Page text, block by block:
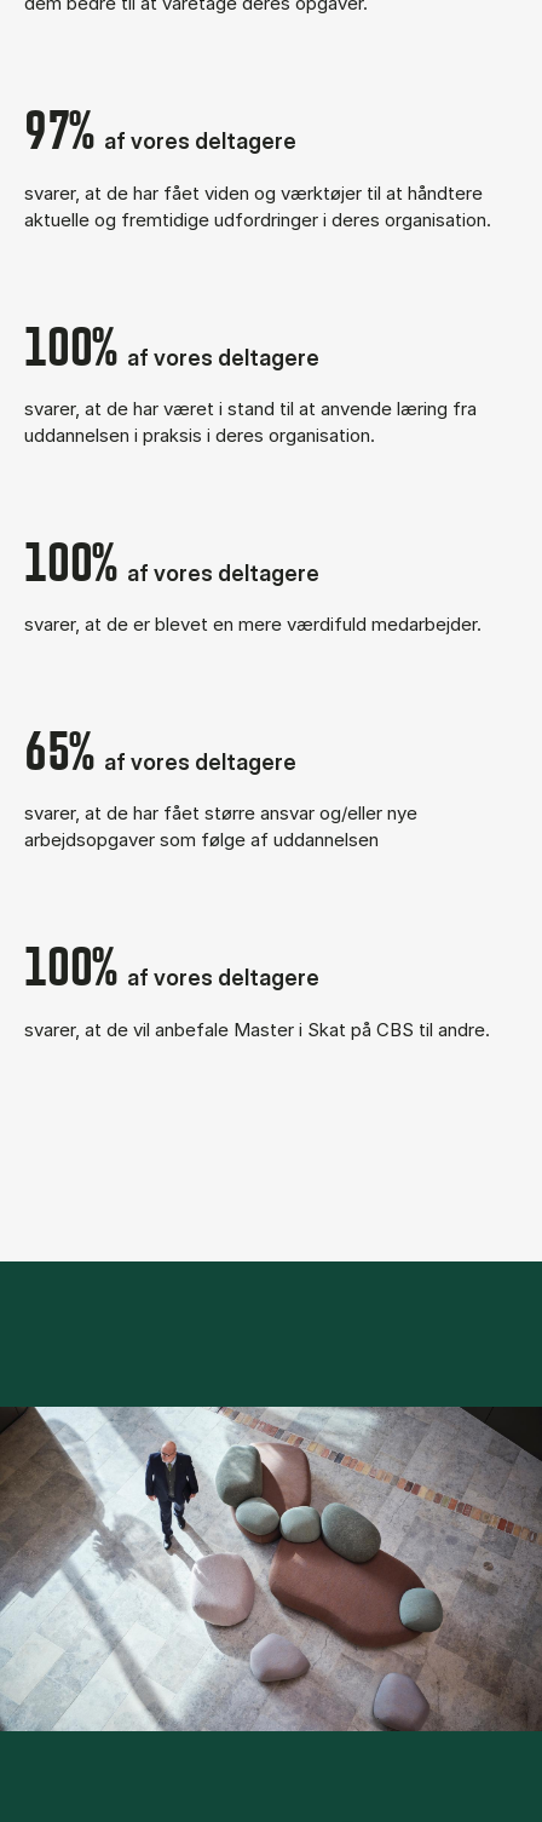
97% af vores deltagere
svarer, at de har fået viden og værktøjer til at håndtere
aktuelle og fremtidige udfordringer i deres organisation.
100% af vores deltagere
svarer, at de har været i stand til at anvende læring fra
uddannelsen i praksis i deres organisation.
100% af vores deltagere
svarer, at de er blevet en mere værdifuld medarbejder.
65% af vores deltagere
svarer, at de har fået større ansvar og/eller nye
arbejdsopgaver som følge af uddannelsen
100% af vores deltagere
svarer, at de vil anbefale Master i Skat på CBS til andre.